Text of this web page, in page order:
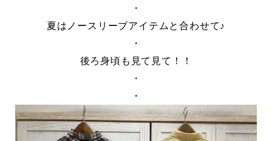
・
夏はノースリーブアイテムと合わせて♪
・
後ろ身頃も見て見て！！
・
・